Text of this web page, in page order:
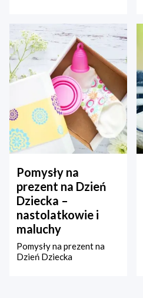
Pomysły na
prezent na Dzień
Dziecka –
nastolatkowie i
maluchy
Pomysły na prezent na
Dzień Dziecka